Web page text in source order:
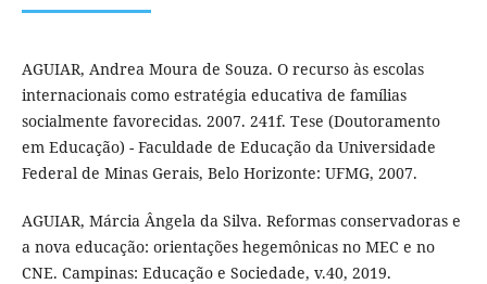
AGUIAR, Andrea Moura de Souza. O recurso às escolas
internacionais como estratégia educativa de famílias
socialmente favorecidas. 2007. 241f. Tese (Doutoramento
em Educação) - Faculdade de Educação da Universidade
Federal de Minas Gerais, Belo Horizonte: UFMG, 2007.
AGUIAR, Márcia Ângela da Silva. Reformas conservadoras e
a nova educação: orientações hegemônicas no MEC e no
CNE. Campinas: Educação e Sociedade, v.40, 2019.